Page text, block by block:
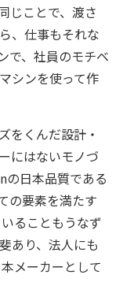
じことで、渡さ
、仕事もそれな
で、社員のモチベ
シンを使って作
をくんだ設計・
にはないモノづ
の日本品質である
の要素を満たす
ることもうなず
あり、法人にも
メーカーとして